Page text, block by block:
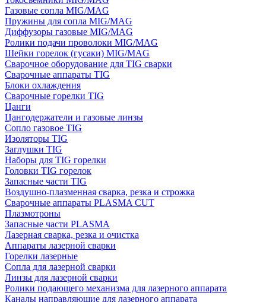
Газовые сопла MIG/MAG
Пружины для сопла MIG/MAG
Диффузоры газовые MIG/MAG
Ролики подачи проволоки MIG/MAG
Шейки горелок (гусаки) MIG/MAG
Сварочное оборудование для TIG сварки
Сварочные аппараты TIG
Блоки охлаждения
Сварочные горелки TIG
Цанги
Цангодержатели и газовые линзы
Сопло газовое TIG
Изоляторы TIG
Заглушки TIG
Наборы для TIG горелки
Головки TIG горелок
Запасные части TIG
Воздушно-плазменная сварка, резка и строжка
Сварочные аппараты PLASMA CUT
Плазмотроны
Запасные части PLASMA
Лазерная сварка, резка и очистка
Аппараты лазерной сварки
Горелки лазерные
Сопла для лазерной сварки
Линзы для лазерной сварки
Ролики подающего механизма для лазерного аппарата
Каналы направляющие для лазерного аппарата